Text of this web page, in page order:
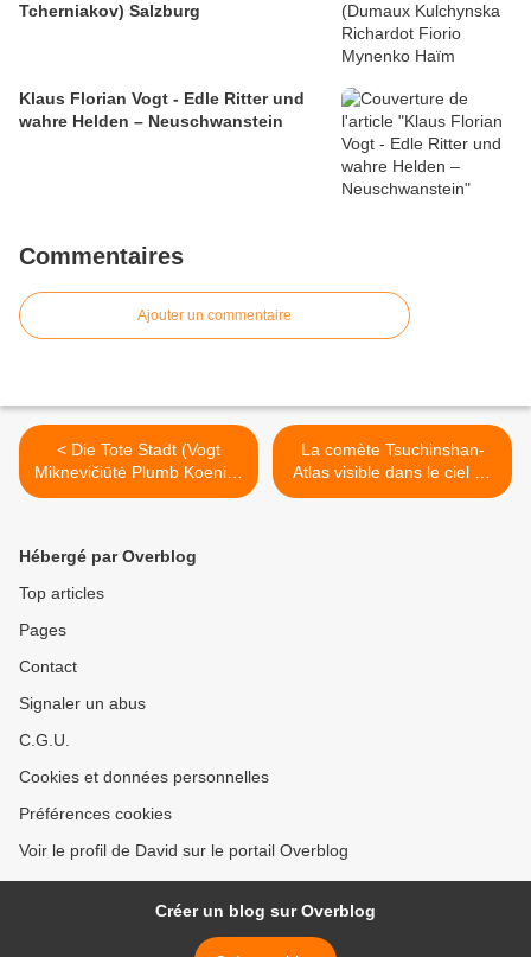
Tcherniakov) Salzburg
Klaus Florian Vogt - Edle Ritter und
wahre Helden – Neuschwanstein
Commentaires
Ajouter un commentaire
< Die Tote Stadt (Vogt
Miknevičiūtė Plumb Koenigs
Stone) Munich
La comète Tsuchinshan-
Atlas visible dans le ciel en
France (octobre 2024) >
Hébergé par Overblog
Top articles
Pages
Contact
Signaler un abus
C.G.U.
Cookies et données personnelles
Préférences cookies
Voir le profil de David sur le portail Overblog
Créer un blog sur Overblog